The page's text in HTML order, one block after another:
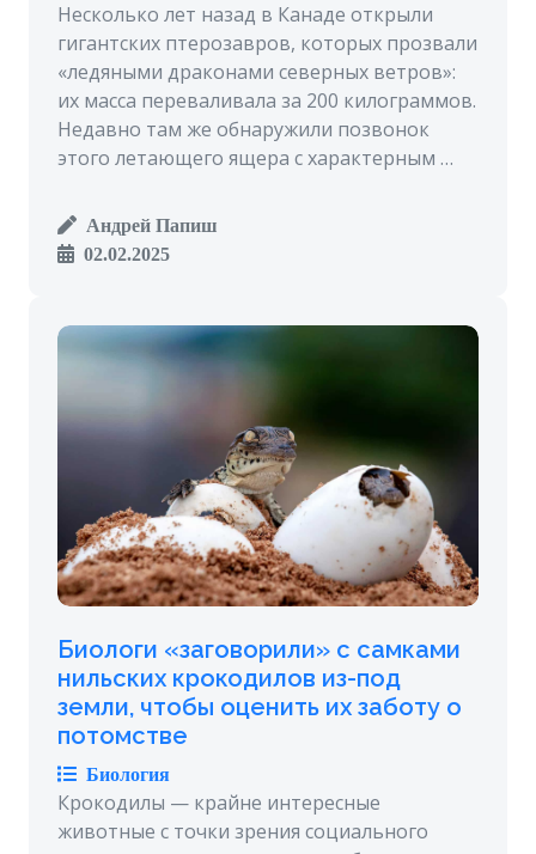
Несколько лет назад в Канаде открыли
гигантских птерозавров, которых прозвали
«ледяными драконами северных ветров»:
их масса переваливала за 200 килограммов.
Недавно там же обнаружили позвонок
этого летающего ящера с характерным …
Андрей Папиш
02.02.2025
Биологи «заговорили» с самками
нильских крокодилов из-под
земли, чтобы оценить их заботу о
потомстве
Биология
Крокодилы — крайне интересные
животные с точки зрения социального